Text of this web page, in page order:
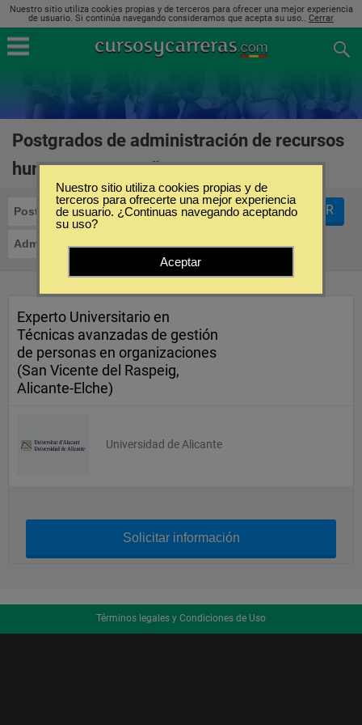
Nuestro sitio utiliza cookies propias y de terceros para ofrecer una mejor experiencia
de usuario. Si continúa navegando consideramos que acepta su uso.. Cerrar
Postgrados de administración de recursos
humanos en España
Postgrados
Administración de Recursos Humanos
FILTRAR
Experto Universitario en
Técnicas avanzadas de gestión
de personas en organizaciones
(San Vicente del Raspeig,
Alicante-Elche)
Universidad de Alicante
Solicitar información
Términos legales y Condiciones de Uso
Nuestro sitio utiliza cookies propias y de
terceros para ofrecerte una mejor experiencia
de usuario. ¿Continuas navegando aceptando
su uso?
Aceptar